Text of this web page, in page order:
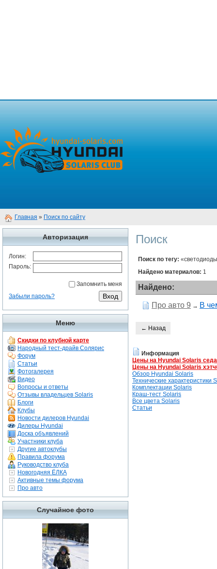
Главная » Поиск по сайту
Авторизация
Логин:
Пароль:
Запомнить меня
Забыли пароль?
Меню
Скидки по клубной карте
Народный тест-драйв Солярис
Форум
Статьи
Фотогалерея
Видео
Вопросы и ответы
Отзывы владельцев Solaris
Блоги
Клубы
Новости дилеров Hyundai
Дилеры Hyundai
Доска объявлений
Участники клуба
Другие автоклубы
Правила форума
Руководство клуба
Новогодняя ЁЛКА
Активные темы форума
Про авто
Случайное фото
Поиск
Поиск по тегу:
Найдено материалов: 1
Найдено:
Про авто 9 → В
← Назад
Информация
Цены на Hyundai Solaris
Цены на Hyundai Solaris
Обзор Hyundai Solaris
Технические характеристики
Комплектации Solaris
Краш-тест Solaris
Все цвета Solaris
Статьи